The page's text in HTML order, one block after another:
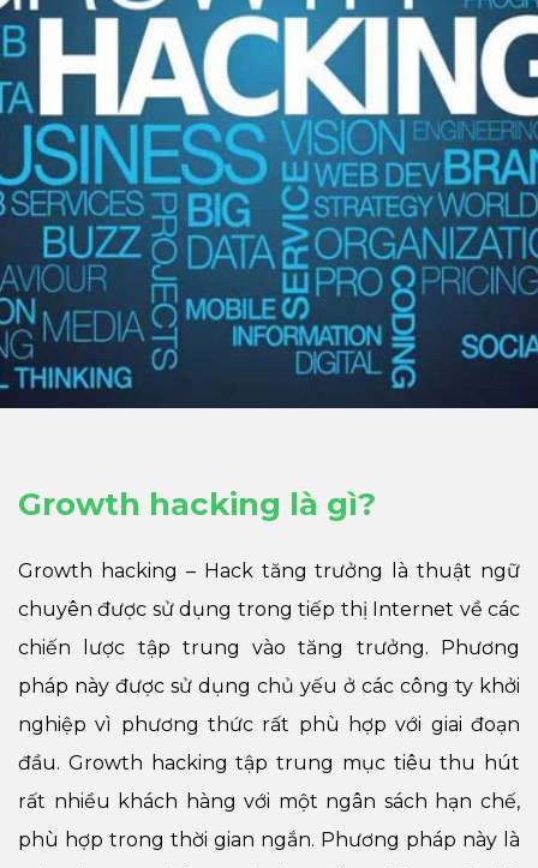
Growth hacking là gì?
Growth hacking – Hack tăng trưởng là thuật ngữ
chuyên được sử dụng trong tiếp thị Internet về các
chiến lược tập trung vào tăng trưởng. Phương
pháp này được sử dụng chủ yếu ở các công ty khởi
nghiệp vì phương thức rất phù hợp với giai đoạn
đầu. Growth hacking tập trung mục tiêu thu hút
rất nhiều khách hàng với một ngân sách hạn chế,
phù hợp trong thời gian ngắn. Phương pháp này là